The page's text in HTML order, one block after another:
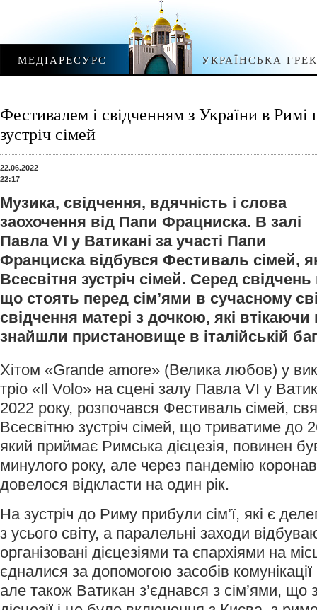
МЕДІАРЕСУРС УКРАЇНСЬКА
Фестивалем і свідченням з України в Римі
зустріч сімей
22.06.2022
22:17
Музика, свідчення, вдячність і слова
заохочення від Папи Фрацниска. В залі
Павла VI у Ватикані за участі Папи
Франциска відбувся Фестиваль сімей,
Всесвітня зустріч сімей. Серед
що стоять перед сім’ями в сучасному
свідчення матері з дочкою, які втікаючи
знайшли пристановище в італійській
Хітом «Grande amore» (Велика любов) у
тріо «Il Volo» на сцені залу Павла VI у
2022 року, розпочався Фестиваль сімей,
Всесвітню зустріч сімей, що триватиме до
який приймає Римська дієцезія, повинен
минулого року, але через пандемію
довелося відкласти на один рік.
На зустріч до Риму прибули сім’ї, які є
з усього світу, а паралельні заходи
організовані дієцезіями та єпархіями на
єдналися за допомогою засобів комунікації
але також Ватикан з’єднався з сім’ями, що